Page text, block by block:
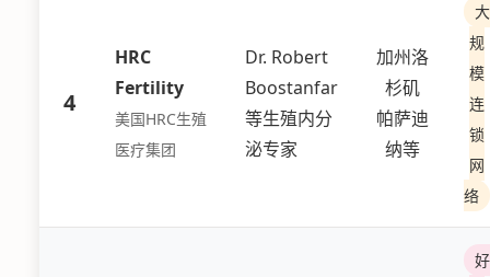
4
HRC
Fertility
美国HRC生殖
医疗集团
Dr. Robert
Boostanfar
等生殖内分
泌专家
加州洛
杉矶
帕萨迪
纳等
大
规
模
连
锁
网
络
好